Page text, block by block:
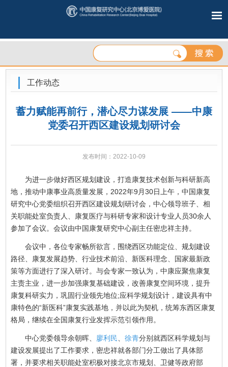
工作动态
蓄力赋能再前行，潜心尽力谋发展 ——中康
党委召开西区建设规划研讨会
发布时间：2022-10-09
为进一步做好西区规划建设，打造康复技术创新与科研新高
地，推动中康事业高质量发展，2022年9月30日上午，中国康复
研究中心党委组织召开西区建设规划研讨会，中心领导班子、相
关职能处室负责人、康复医疗与科研专家和设计专业人员30余人
参加了会议。会议由中国康复研究中心副主任密忠祥主持。
会议中，各位专家畅所欲言，围绕西区功能定位、规划建设
路径、康复发展趋势、行业技术前沿、新医科理念、国家最新政
策等方面进行了深入研讨。与会专家一致认为，中康应聚焦康复
主责主业，进一步加强康复基础建设，改善康复空间环境，提升
康复科研实力，巩固行业领先地位;应科学规划设计，建设具有中
康特色的“新医科”康复实践基地，并以此为契机，统筹东西区康复
格局，继续在全国康复行业发挥示范引领作用。
中心党委领导余朝晖、 廖利民 、徐青分别就西区科学规划与
建设发展提出了工作要求，密忠祥就各部门分工做出了具体部
署，并要求相关职能处室积极对接北京市规划、卫健等政府部